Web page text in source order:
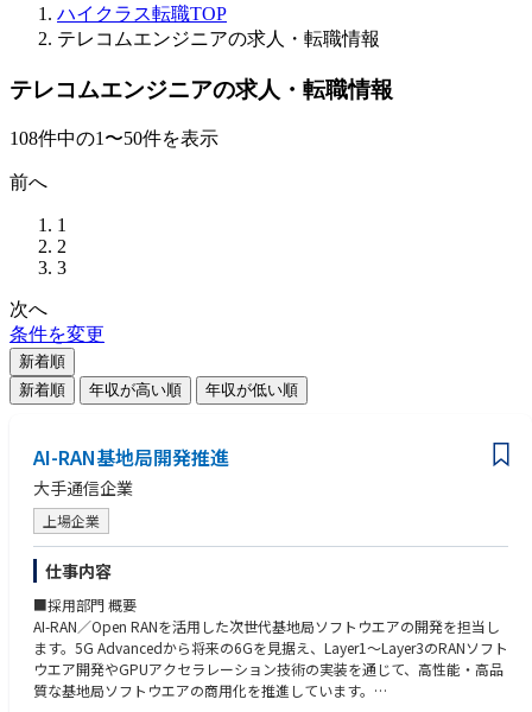
ハイクラス転職TOP
テレコムエンジニアの求人・転職情報
テレコムエンジニアの求人・転職情報
108件中の1〜50件を表示
前へ
1
2
3
次へ
条件を変更
新着順
新着順
年収が高い順 年収が低い順
AI-RAN基地局開発推進
大手通信企業
上場企業
仕事内容
■採用部門 概要
AI-RAN／Open RANを活用した次世代基地局ソフトウエアの開発を担当し
ます。5G Advancedから将来の6Gを見据え、Layer1～Layer3のRANソフト
ウエア開発やGPUアクセラレーション技術の実装を通じて、高性能・高品
質な基地局ソフトウエアの商用化を推進しています。